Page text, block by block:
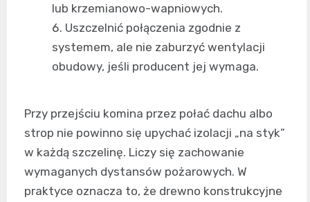
lub krzemianowo-wapniowych.
Uszczelnić połączenia zgodnie z
systemem, ale nie zaburzyć wentylacji
obudowy, jeśli producent jej wymaga.
Przy przejściu komina przez połać dachu albo
strop nie powinno się upychać izolacji „na styk”
w każdą szczelinę. Liczy się zachowanie
wymaganych dystansów pożarowych. W
praktyce oznacza to, że drewno konstrukcyjne